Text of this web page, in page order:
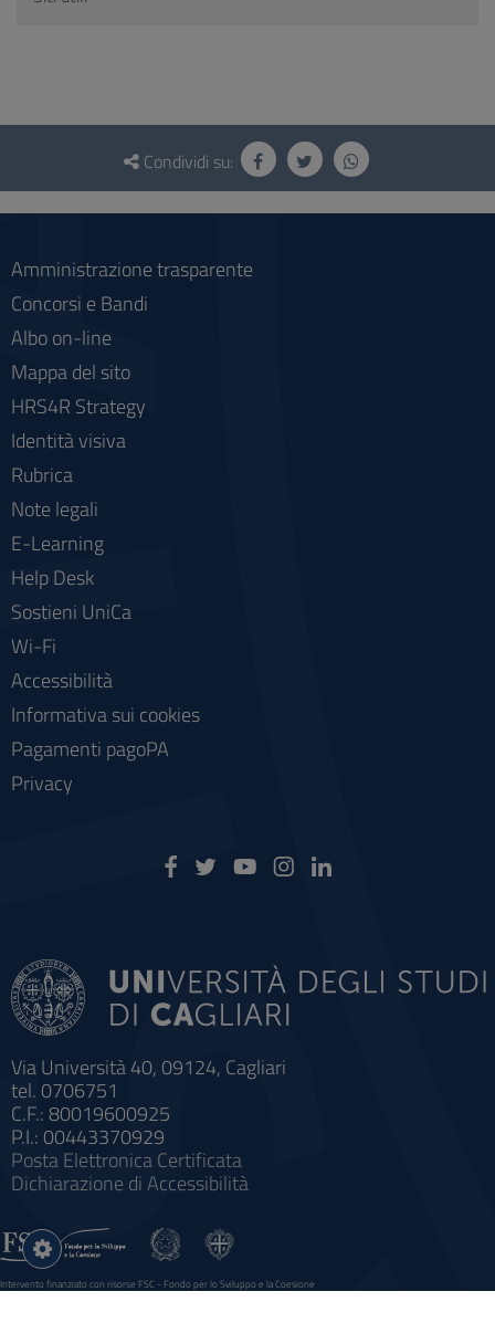
Questionario
social
Condividi su:
Via Università 40, 09124, Cagliari
tel. 0706751
C.F.: 80019600925
P.I.: 00443370929
Posta Elettronica Certificata
Dichiarazione di Accessibilità
Amministrazione trasparente
Concorsi e Bandi
Albo on-line
Mappa del sito
HRS4R Strategy
Identità visiva
Rubrica
Note legali
E-Learning
Help Desk
Sostieni UniCa
Wi-Fi
Accessibilità
Informativa sui cookies
Pagamenti pagoPA
Privacy
Intervento finanziato con risorse FSC - Fondo per lo Sviluppo e la Coesione
Sistema informatico gestionale integrato a supporto della didattica e della ricerca e potenziamento dei servizi online
Impostazioni
cookie